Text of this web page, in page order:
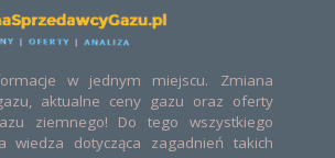
w jednym miejscu. Zmiana
aktualne ceny gazu oraz oferty
ziemnego! Do tego wszystkiego
wiedza dotycząca zagadnień takich